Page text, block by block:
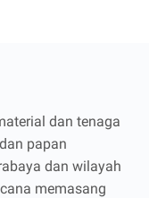
dan tenaga
papan
dan wilayah
memasang